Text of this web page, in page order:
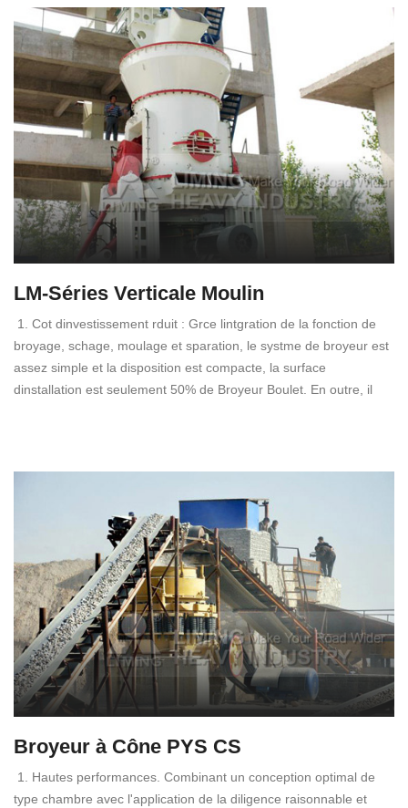
LM-Séries Verticale Moulin
1. Cot dinvestissement rduit : Grce lintgration de la fonction de
broyage, schage, moulage et sparation, le systme de broyeur est
assez simple et la disposition est compacte, la surface
dinstallation est seulement 50% de Broyeur Boulet. En outre, il
Broyeur à Cône PYS CS
1. Hautes performances. Combinant un conception optimal de
type chambre avec l'application de la diligence raisonnable et